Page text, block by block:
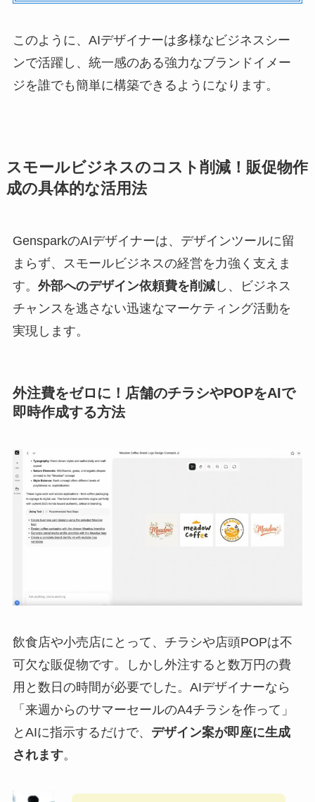
このように、AIデザイナーは多様なビジネスシー
ンで活躍し、統一感のある強力なブランドイメー
ジを誰でも簡単に構築できるようになります。
スモールビジネスのコスト削減！販促物作
成の具体的な活用法
GensparkのAIデザイナーは、デザインツールに留
まらず、スモールビジネスの経営を力強く支えま
す。 外部へのデザイン依頼費を削減し、ビジネス
チャンスを逃さない迅速なマーケティング活動を
実現します。
外注費をゼロに！店舗のチラシやPOPをAIで
即時作成する方法
飲食店や小売店にとって、チラシや店頭POPは不
可欠な販促物です。しかし外注すると数万円の費
用と数日の時間が必要でした。AIデザイナーなら
「来週からのサマーセールのA4チラシを作って」
とAIに指示するだけで、 デザイン案が即座に生成
されます。